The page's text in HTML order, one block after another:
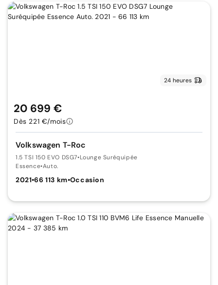
24 heures
Volkswagen T-Roc
1.5 TSI 150 EVO DSG7•Lounge Suréquipée
Essence•Auto.
2021•66 113 km•Occasion
20 699 €
Dès 221 €/mois